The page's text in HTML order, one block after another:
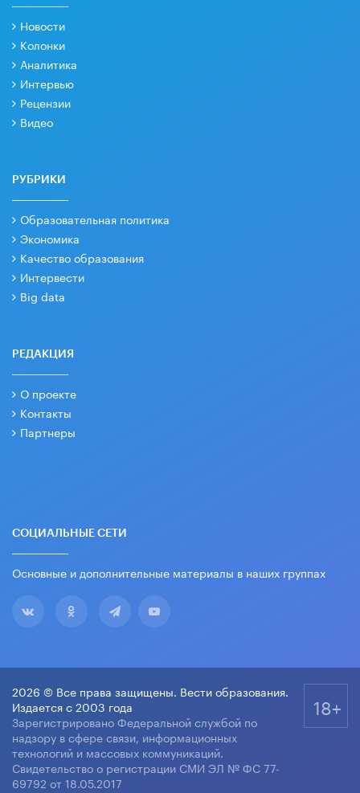
Новости
Колонки
Аналитика
Интервью
Рецензии
Видео
РУБРИКИ
Образовательная политика
Экономика
Качество образования
Интервести
Big data
РЕДАКЦИЯ
О проекте
Контакты
Партнеры
СОЦИАЛЬНЫЕ СЕТИ
Основные и дополнительные материалы в наших группах
2026 © Все права защищены. Вести образования.
Издается с 2003 года
Зарегистрировано Федеральной службой по
надзору в сфере связи, информационных
технологий и массовых коммуникаций.
Свидетельство о регистрации СМИ ЭЛ № ФС 77-
69792 от 18.05.2017
18+